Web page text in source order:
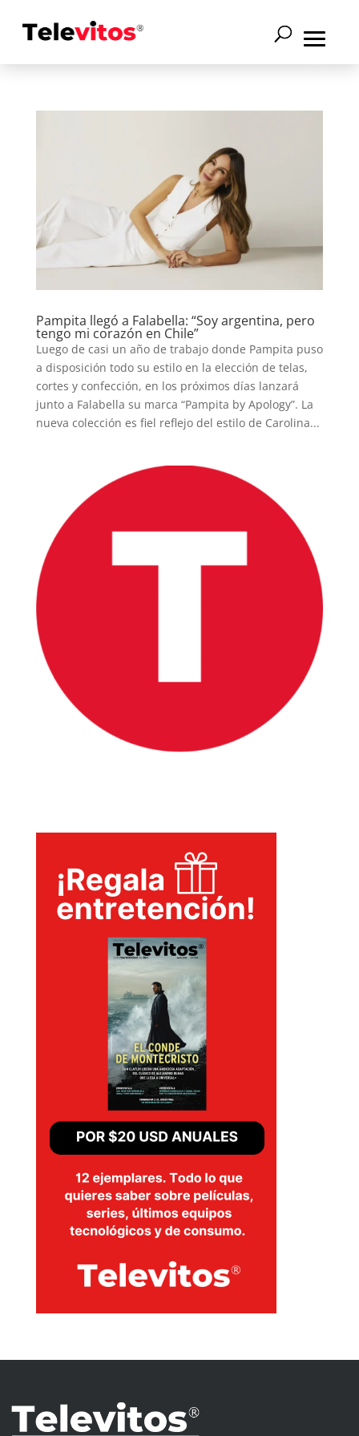
SERIES
TECNOVITOS
T-
EVENTOS
Pampita llegó a Falabella: “Soy argentina, pero
tengo mi corazón en Chile”
Luego de casi un año de trabajo donde Pampita puso
a disposición todo su estilo en la elección de telas,
cortes y confección, en los próximos días lanzará
junto a Falabella su marca “Pampita by Apology”. La
nueva colección es fiel reflejo del estilo de Carolina...